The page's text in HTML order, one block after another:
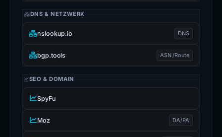
DNS & NETZWERK
nslookup.io DNS
bgp.tools ASN /Route
SEO & DOMAIN
SpyFu
Moz DA/PA